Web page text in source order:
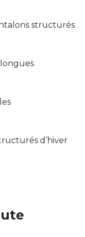
structurés
longues
d’hiver